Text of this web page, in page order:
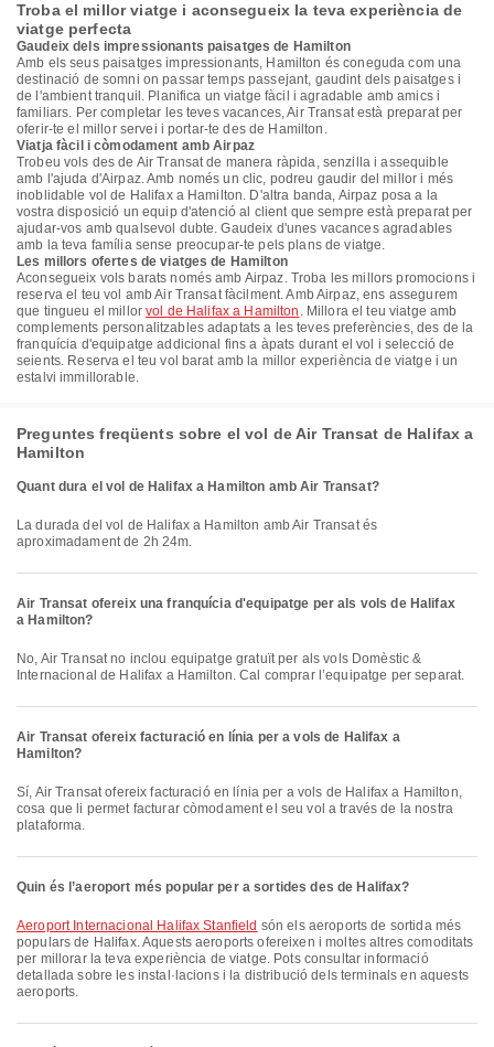
Troba el millor viatge i aconsegueix la teva experiència de
viatge perfecta
Gaudeix dels impressionants paisatges de Hamilton
Amb els seus paisatges impressionants, Hamilton és coneguda com una
destinació de somni on passar temps passejant, gaudint dels paisatges i
de l'ambient tranquil. Planifica un viatge fàcil i agradable amb amics i
familiars. Per completar les teves vacances, Air Transat està preparat per
oferir-te el millor servei i portar-te des de Hamilton.
Viatja fàcil i còmodament amb Airpaz
Trobeu vols des de Air Transat de manera ràpida, senzilla i assequible
amb l'ajuda d'Airpaz. Amb només un clic, podreu gaudir del millor i més
inoblidable vol de Halifax a Hamilton. D'altra banda, Airpaz posa a la
vostra disposició un equip d'atenció al client que sempre està preparat per
ajudar-vos amb qualsevol dubte. Gaudeix d'unes vacances agradables
amb la teva família sense preocupar-te pels plans de viatge.
Les millors ofertes de viatges de Hamilton
Aconsegueix vols barats només amb Airpaz. Troba les millors promocions i
reserva el teu vol amb Air Transat fàcilment. Amb Airpaz, ens assegurem
que tingueu el millorvol de Halifax a Hamilton . Millora el teu viatge amb
complements personalitzables adaptats a les teves preferències, des de la
franquícia d'equipatge addicional fins a àpats durant el vol i selecció de
seients. Reserva el teu vol barat amb la millor experiència de viatge i un
estalvi immillorable.
Preguntes freqüents sobre el vol de Air Transat de Halifax a
Hamilton
Quant dura el vol de Halifax a Hamilton amb Air Transat?
La durada del vol de Halifax a Hamilton amb Air Transat és
aproximadament de 2h 24m.
Air Transat ofereix una franquícia d'equipatge per als vols de Halifax
a Hamilton?
No, Air Transat no inclou equipatge gratuït per als vols Domèstic &
Internacional de Halifax a Hamilton. Cal comprar l’equipatge per separat.
Air Transat ofereix facturació en línia per a vols de Halifax a
Hamilton?
Sí, Air Transat ofereix facturació en línia per a vols de Halifax a Hamilton,
cosa que li permet facturar còmodament el seu vol a través de la nostra
plataforma.
Quin és l’aeroport més popular per a sortides des de Halifax?
Aeroport Internacional Halifax Stanfield són els aeroports de sortida més
populars de Halifax. Aquests aeroports ofereixen i moltes altres comoditats
per millorar la teva experiència de viatge. Pots consultar informació
detallada sobre les instal·lacions i la distribució dels terminals en aquests
aeroports.